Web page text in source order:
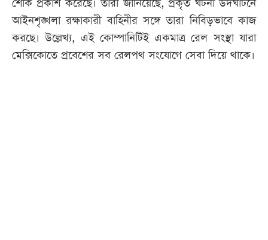
শোক প্রকাশ করেছে। তারা জানিয়েছে, প্রকৃত ঘটনা উদঘাটনে
আইনশৃঙ্খলা রক্ষাকারী বাহিনীর সঙ্গে তারা নিবিড়ভাবে কাজ
করছে। উল্লেখ্য, এই কোম্পানিটিই একমাত্র রেল সংস্থা যারা
মেক্সিকোতে প্রবেশের সব রেলপথ সংযোগে সেবা দিয়ে থাকে।